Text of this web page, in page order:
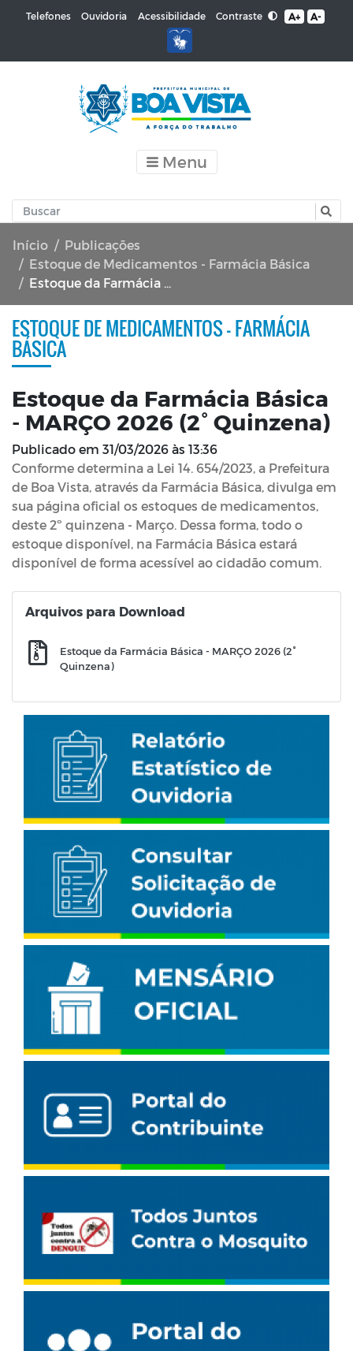
Telefones Ouvidoria Acessibilidade Contraste A+ A-
Menu
Início
Publicações
Estoque de Medicamentos - Farmácia Básica
Estoque da Farmácia Básica - MARÇO 2026 (2° Quinzena)
ESTOQUE DE MEDICAMENTOS - FARMÁCIA
BÁSICA
Estoque da Farmácia Básica
- MARÇO 2026 (2° Quinzena)
Publicado em 31/03/2026 às 13:36
Conforme determina a Lei 14. 654/2023, a Prefeitura
de Boa Vista, através da Farmácia Básica, divulga em
sua página oficial os estoques de medicamentos,
deste 2º quinzena - Março. Dessa forma, todo o
estoque disponível, na Farmácia Básica estará
disponível de forma acessível ao cidadão comum.
Arquivos para Download
Estoque da Farmácia Básica - MARÇO 2026 (2°
Quinzena)